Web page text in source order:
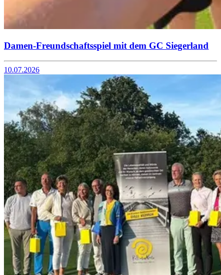
Damen-Freundschaftsspiel mit dem GC Siegerland
10.07.2026